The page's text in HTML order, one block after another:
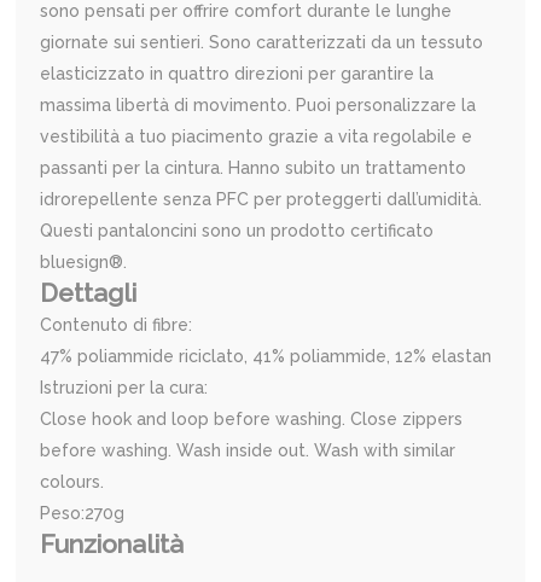
sono pensati per offrire comfort durante le lunghe
giornate sui sentieri. Sono caratterizzati da un tessuto
elasticizzato in quattro direzioni per garantire la
massima libertà di movimento. Puoi personalizzare la
vestibilità a tuo piacimento grazie a vita regolabile e
passanti per la cintura. Hanno subito un trattamento
idrorepellente senza PFC per proteggerti dall’umidità.
Questi pantaloncini sono un prodotto certificato
bluesign®.
Dettagli
Contenuto di fibre:
47% poliammide riciclato, 41% poliammide, 12% elastan
Istruzioni per la cura:
Close hook and loop before washing. Close zippers
before washing. Wash inside out. Wash with similar
colours.
Peso:270g
Funzionalità